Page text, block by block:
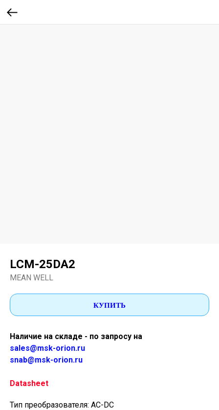
LCM-25DA2
MEAN WELL
КУПИТЬ
Наличие на складе - по запросу на
sales@msk-orion.ru
snab@msk-orion.ru
Datasheet
Тип преобразователя: AC-DC